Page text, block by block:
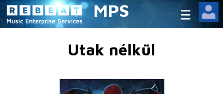
MPS
Utak nélkül